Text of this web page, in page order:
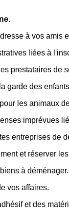
à vos amis
liées à
prestataires de
garde des
les animaux
imprévues
entreprises de
et réserver
à déménager.
vos affaires.
et des